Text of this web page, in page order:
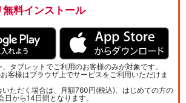
無料インストール
タブレットでご利用のお客様のみが対象です。
客様はブラウザ上でサービスをご利用いただけま
いただく場合は、月額760円(税込)、はじめての方の
日から14日間となります。